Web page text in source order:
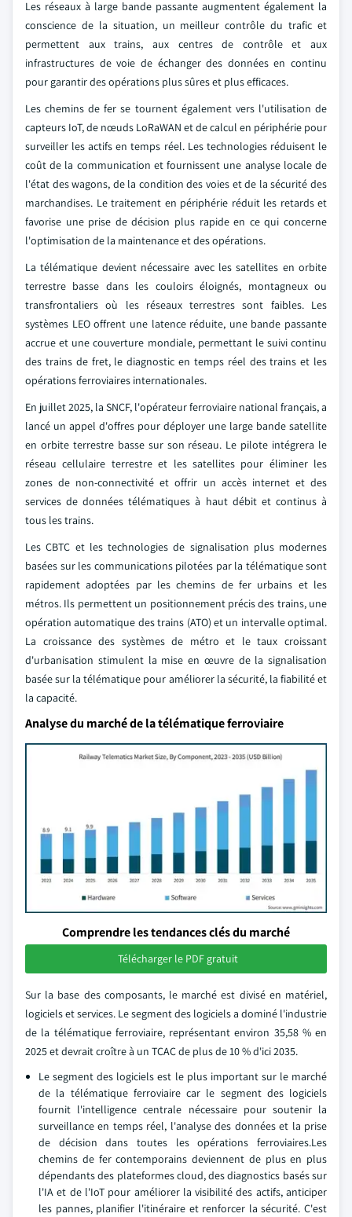
Les réseaux à large bande passante augmentent également la
conscience de la situation, un meilleur contrôle du trafic et
permettent aux trains, aux centres de contrôle et aux
infrastructures de voie de échanger des données en continu
pour garantir des opérations plus sûres et plus efficaces.
Les chemins de fer se tournent également vers l'utilisation de
capteurs IoT, de nœuds LoRaWAN et de calcul en périphérie pour
surveiller les actifs en temps réel. Les technologies réduisent le
coût de la communication et fournissent une analyse locale de
l'état des wagons, de la condition des voies et de la sécurité des
marchandises. Le traitement en périphérie réduit les retards et
favorise une prise de décision plus rapide en ce qui concerne
l'optimisation de la maintenance et des opérations.
La télématique devient nécessaire avec les satellites en orbite
terrestre basse dans les couloirs éloignés, montagneux ou
transfrontaliers où les réseaux terrestres sont faibles. Les
systèmes LEO offrent une latence réduite, une bande passante
accrue et une couverture mondiale, permettant le suivi continu
des trains de fret, le diagnostic en temps réel des trains et les
opérations ferroviaires internationales.
En juillet 2025, la SNCF, l'opérateur ferroviaire national français, a
lancé un appel d'offres pour déployer une large bande satellite
en orbite terrestre basse sur son réseau. Le pilote intégrera le
réseau cellulaire terrestre et les satellites pour éliminer les
zones de non-connectivité et offrir un accès internet et des
services de données télématiques à haut débit et continus à
tous les trains.
Les CBTC et les technologies de signalisation plus modernes
basées sur les communications pilotées par la télématique sont
rapidement adoptées par les chemins de fer urbains et les
métros. Ils permettent un positionnement précis des trains, une
opération automatique des trains (ATO) et un intervalle optimal.
La croissance des systèmes de métro et le taux croissant
d'urbanisation stimulent la mise en œuvre de la signalisation
basée sur la télématique pour améliorer la sécurité, la fiabilité et
la capacité.
Analyse du marché de la télématique ferroviaire
Comprendre les tendances clés du marché
Télécharger le PDF gratuit
Sur la base des composants, le marché est divisé en matériel,
logiciels et services. Le segment des logiciels a dominé l'industrie
de la télématique ferroviaire, représentant environ 35,58 % en
2025 et devrait croître à un TCAC de plus de 10 % d'ici 2035.
Le segment des logiciels est le plus important sur le marché
de la télématique ferroviaire car le segment des logiciels
fournit l'intelligence centrale nécessaire pour soutenir la
surveillance en temps réel, l'analyse des données et la prise
de décision dans toutes les opérations ferroviaires.Les
chemins de fer contemporains deviennent de plus en plus
dépendants des plateformes cloud, des diagnostics basés sur
l'IA et de l'IoT pour améliorer la visibilité des actifs, anticiper
les pannes, planifier l'itinéraire et renforcer la sécurité. C'est